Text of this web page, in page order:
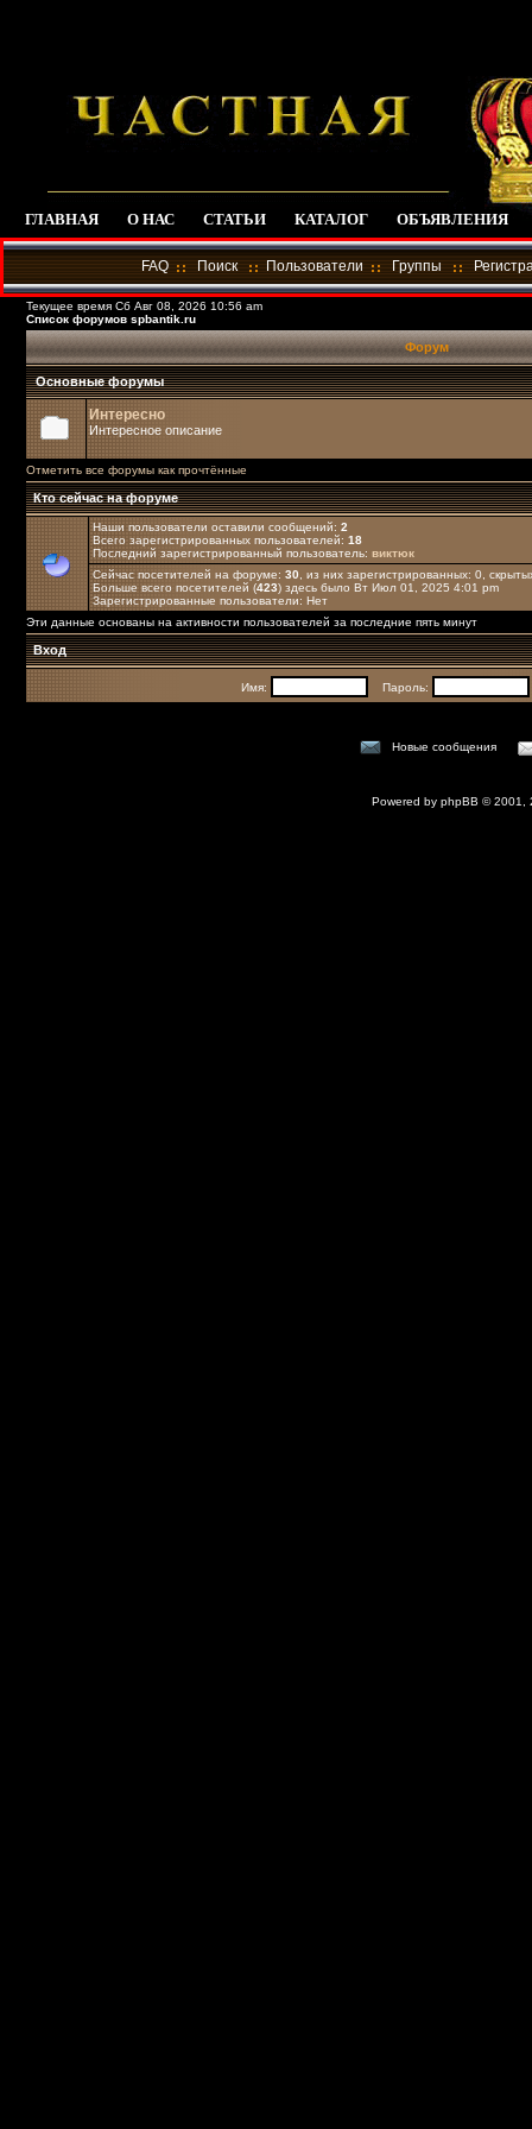
ГЛАВНАЯ О НАС СТАТЬИ КАТАЛОГ ОБЪЯВЛЕНИЯ
FAQ Поиск Пользователи Группы
Текущее время Сб Авг 08, 2026 10:56 am
Список форумов spbantik.ru
Форум
Основные форумы
Интересно
Интересное описание
Отметить все форумы как прочтённые
Кто сейчас на форуме
Наши пользователи оставили сообщений: 2
Всего зарегистрированных пользователей: 18
Последний зарегистрированный пользователь: виктюк
Сейчас посетителей на форуме: 30 , из них зарегистрированных: 0,
Больше всего посетителей (423) здесь было Вт Июл 01, 2025 4:01 pm
Зарегистрированные пользователи: Нет
Эти данные основаны на активности пользователей за последние пять минут
Вход
Имя: Пароль:
Новые сообщения
Powered by phpBB © 2001,